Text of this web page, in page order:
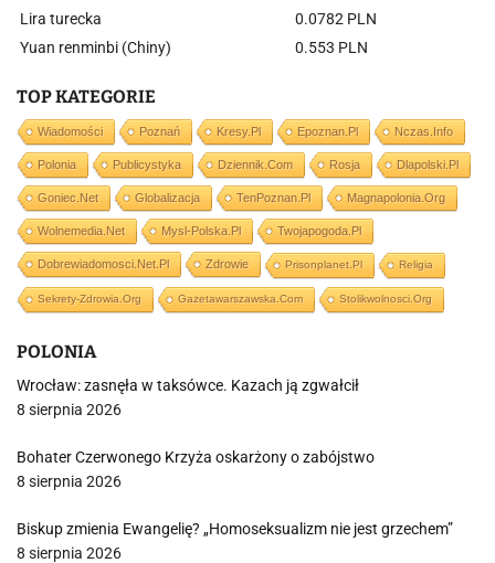
Lira turecka
0.0782 PLN
Yuan renminbi (Chiny)
0.553 PLN
TOP KATEGORIE
Wiadomości Poznań Kresy.pl Epoznan.pl Nczas.info
Polonia Publicystyka Dziennik.com Rosja Dlapolski.pl
Goniec.net Globalizacja TenPoznan.pl Magnapolonia.org
Wolnemedia.net Mysl-Polska.pl Twojapogoda.pl
Dobrewiadomosci.net.pl Zdrowie Prisonplanet.pl Religia
Sekrety-Zdrowia.org Gazetawarszawska.com Stolikwolnosci.org
POLONIA
Wrocław: zasnęła w taksówce. Kazach ją zgwałcił
8 sierpnia 2026
Bohater Czerwonego Krzyża oskarżony o zabójstwo
8 sierpnia 2026
Biskup zmienia Ewangelię? „Homoseksualizm nie jest grzechem”
8 sierpnia 2026